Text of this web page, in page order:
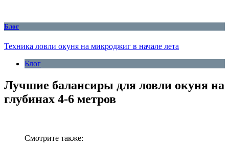
Блог
Техника ловли окуня на микроджиг в начале лета
Блог
Лучшие балансиры для ловли окуня на
глубинах 4-6 метров
Смотрите также: